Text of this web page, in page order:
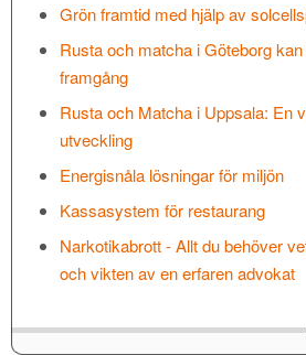
Grön framtid med hjälp av
Rusta och matcha i Göteborg
framgång
Rusta och Matcha i Uppsala: En
utveckling
Energisnåla lösningar för miljön
Kassasystem för restaurang
Narkotikabrott - Allt du behöver
och vikten av en erfaren advokat